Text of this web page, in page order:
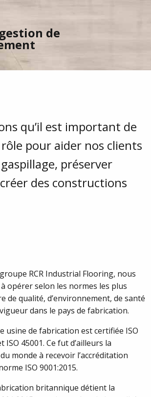
de
qu’il est important de
pour aider nos clients
préserver
des constructions
RCR Industrial Flooring, nous
opérer selon les normes les plus
de qualité, d’environnement, de santé
dans le pays de fabrication.
usine de fabrication est certifiée ISO
ISO 45001. Ce fut d’ailleurs la
monde à recevoir l’accréditation
ISO 9001:2015.
britannique détient la